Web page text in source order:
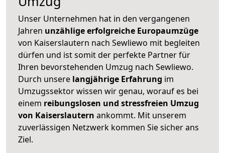
Unser Unternehmen hat in den vergangenen
Jahren unzählige erfolgreiche Europaumzüge
von Kaiserslautern nach Sewliewo mit begleiten
dürfen und ist somit der perfekte Partner für
Ihren bevorstehenden Umzug nach Sewliewo.
Durch unsere langjährige Erfahrung im
Umzugssektor wissen wir genau, worauf es bei
einem reibungslosen und stressfreien Umzug
von Kaiserslautern ankommt. Mit unserem
zuverlässigen Netzwerk kommen Sie sicher ans
Ziel.